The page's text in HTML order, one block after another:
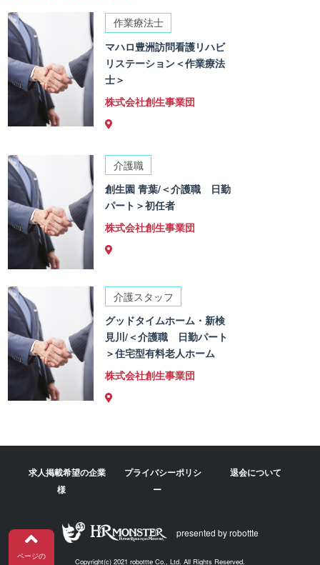
作業療法士
マハロ豊洲訪問看護リハビ
リステーション＜作業療法
士＞
株式会社創生事業団
介護職
創生園 青葉/＜介護職 日勤
パート＞初任者
株式会社創生事業団
介護スタッフ
グッドタイムホーム・新検
見川/＜介護職 日勤パート
＞住宅型有料老人ホーム
株式会社創生事業団
ページの
求人掲載希望の企業
様
プライバシーポリシ
ー
退会について
presented by robottte
Copyright(c) 2021 robottte Co., Ltd. All Rights Reserved.